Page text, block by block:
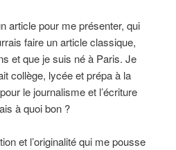
article pour me présenter, qui
faire un article classique,
et que je suis né à Paris. Je
collège, lycée et prépa à la
le journalisme et l’écriture
à quoi bon ?
et l’originalité qui me pousse